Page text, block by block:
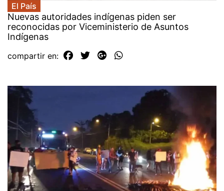
El País
Nuevas autoridades indígenas piden ser
reconocidas por Viceministerio de Asuntos
Indígenas
compartir en: